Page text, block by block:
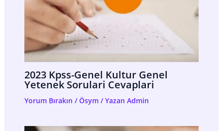
2023 Kpss-Genel Kultur Genel
Yetenek Sorulari Cevaplari
Yorum Bırakın /Ösym/ Yazan Admin